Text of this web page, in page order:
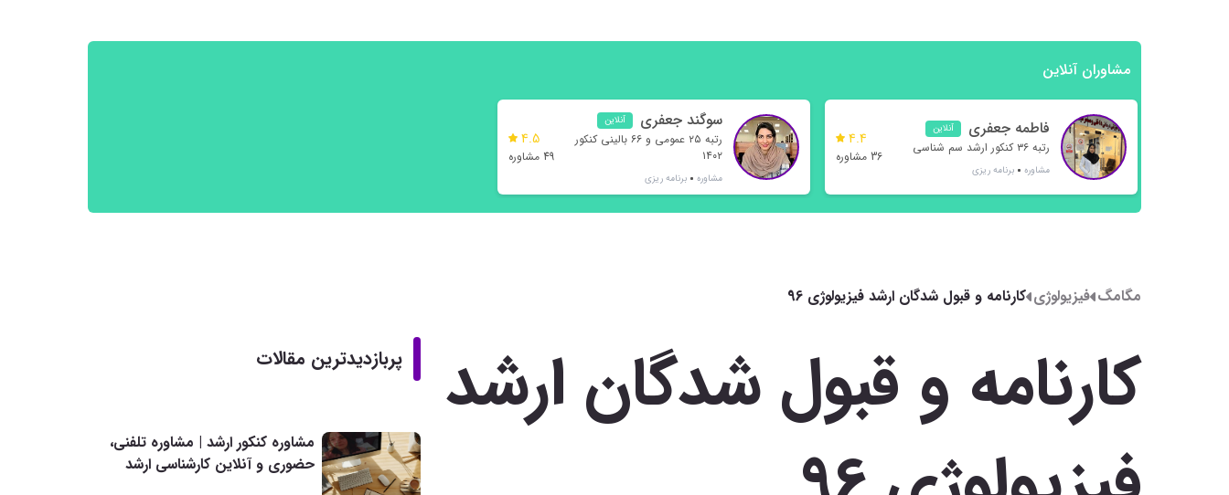
مشاوران آنلاین
فاطمه جعفری آنلاین
رتبه ۳۶ کنکور ارشد سم شناسی
مشاوره برنامه ریزی
4.4
36 مشاوره
سوگند جعفری آنلاین
رتبه ۲۵ عمومی و ۶۶ بالینی کنکور
۱۴۰۲
مشاوره برنامه ریزی
4.5
49 مشاوره
مگامگ فیزیولوژی کارنامه و قبول شدگان ارشد فیزیولوژی 96
کارنامه و قبول شدگان ارشد
پربازدیدترین مقالات
مشاوره کنکور ارشد | مشاوره تلفنی،
حضوری و آنلاین کارشناسی ارشد